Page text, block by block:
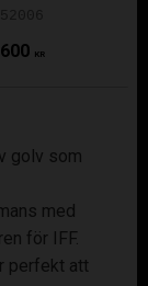
600 KR
golv som
med
för IFF.
perfekt att